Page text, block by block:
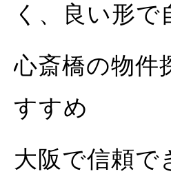
く、良い形
心斎橋の物件
すすめ
大阪で信頼で